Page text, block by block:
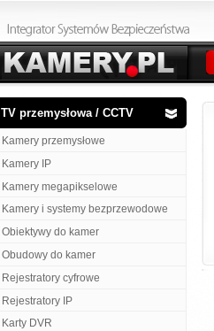
TV przemysłowa / CCTV
Kamery przemysłowe
Kamery IP
Kamery megapikselowe
Kamery i systemy bezprzewodowe
Obiektywy do kamer
Obudowy do kamer
Rejestratory cyfrowe
Rejestratory IP
Karty DVR